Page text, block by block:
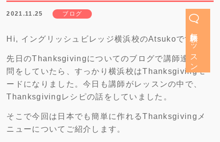
無料体験レッスン
2021.11.25 ブログ
Hi, イングリッシュビレッジ横浜校のAtsukoです。
先日のThanksgivingについてのブログで講師達に質
問をしていたら、すっかり横浜校はThanksgivingモ
ードになりました。今日も講師がレッスンの中で、
Thanksgivingレシピの話をしていました。
そこで今回は日本でも簡単に作れるThanksgivingメ
ニューについてご紹介します。